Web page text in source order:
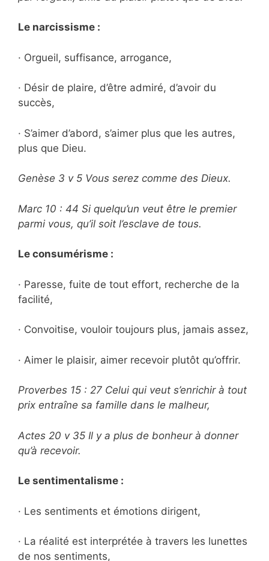
Le narcissisme :
· Orgueil, suffisance, arrogance,
· Désir de plaire, d’être admiré, d’avoir du
succès,
· S’aimer d’abord, s’aimer plus que les autres,
plus que Dieu.
Genèse 3 v 5 Vous serez comme des Dieux.
Marc 10 : 44 Si quelqu’un veut être le premier
parmi vous, qu’il soit l’esclave de tous.
Le consumérisme :
· Paresse, fuite de tout effort, recherche de la
facilité,
· Convoitise, vouloir toujours plus, jamais assez,
· Aimer le plaisir, aimer recevoir plutôt qu’offrir.
Proverbes 15 : 27 Celui qui veut s’enrichir à tout
prix entraîne sa famille dans le malheur,
Actes 20 v 35 Il y a plus de bonheur à donner
qu’à recevoir.
Le sentimentalisme :
· Les sentiments et émotions dirigent,
· La réalité est interprétée à travers les lunettes
de nos sentiments,